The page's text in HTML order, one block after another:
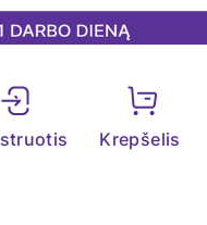
Krepšelis